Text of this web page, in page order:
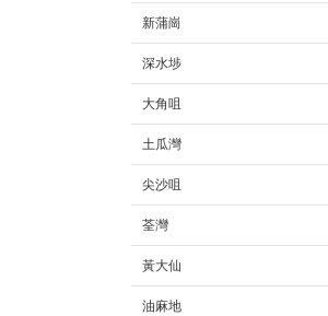
新蒲崗
深水埗
大角咀
土瓜灣
尖沙咀
荃灣
黃大仙
油麻地